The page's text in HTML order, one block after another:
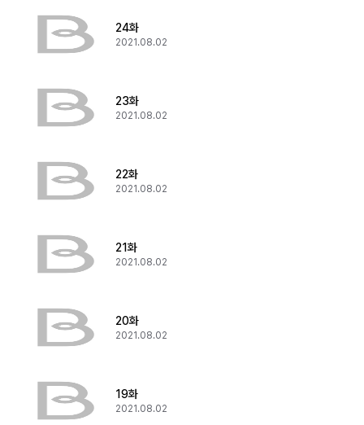
24화
2021.08.02
23화
2021.08.02
22화
2021.08.02
21화
2021.08.02
20화
2021.08.02
19화
2021.08.02